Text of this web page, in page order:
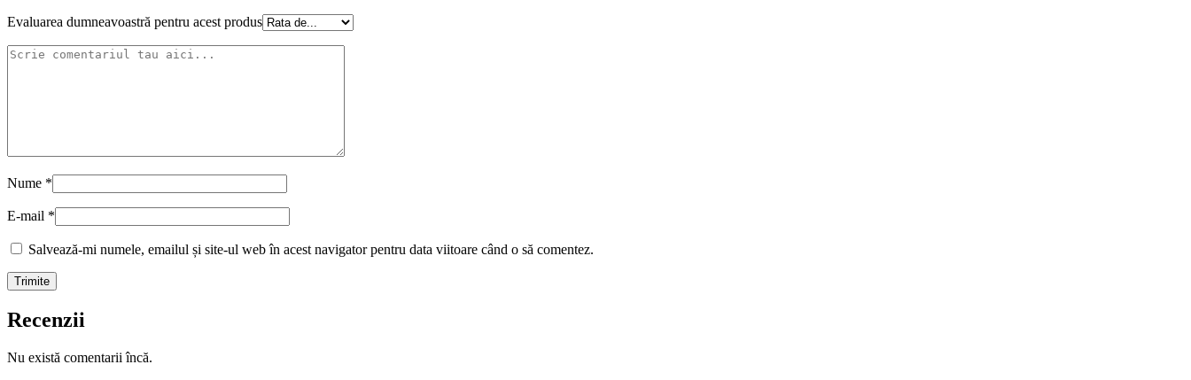
Evaluarea dumneavoastră pentru acest produs
Nume *
E-mail *
Salvează-mi numele, emailul și site-ul web în acest navigator pentru data viitoare când o să comentez.
Recenzii
Nu există comentarii încă.